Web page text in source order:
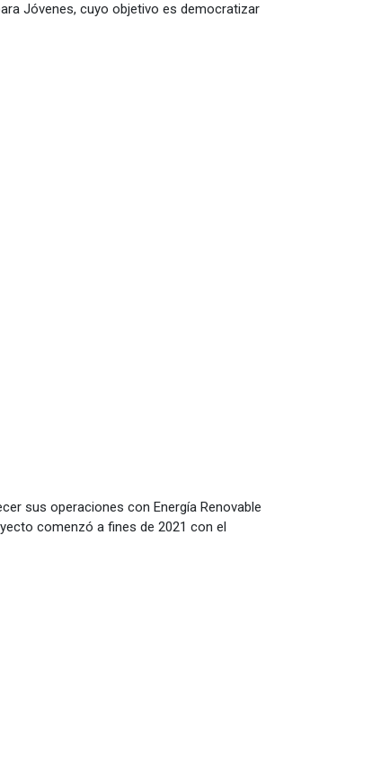
Jóvenes, cuyo objetivo es democratizar
sus operaciones con Energía Renovable
comenzó a fines de 2021 con el